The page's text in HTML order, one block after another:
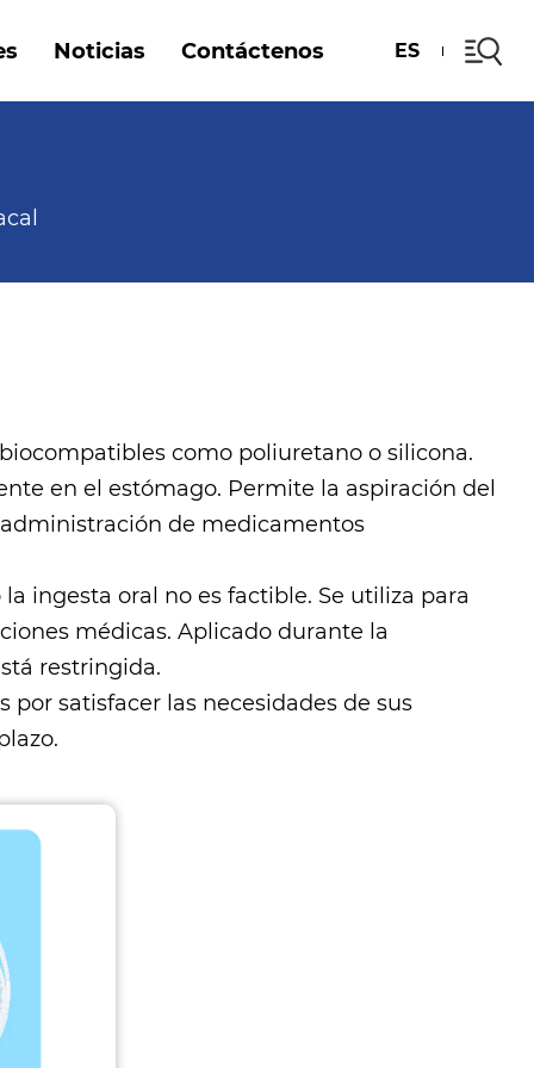
Noticias Contáctenos ES
como poliuretano o silicona.
en el estómago. Permite la aspiración del
de medicamentos
ingesta oral no es factible. Se utiliza para
médicas. Aplicado durante la
restringida.
por satisfacer las necesidades de sus